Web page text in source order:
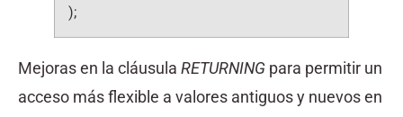
);
Mejoras en la cláusula RETURNING para permitir un
acceso más flexible a valores antiguos y nuevos en